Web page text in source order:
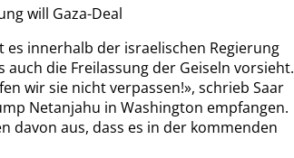
will Gaza-Deal
es innerhalb der israelischen Regierung
die Freilassung der Geiseln vorsieht.
wir sie nicht verpassen!», schrieb Saar
Netanjahu in Washington empfangen.
davon aus, dass es in der kommenden